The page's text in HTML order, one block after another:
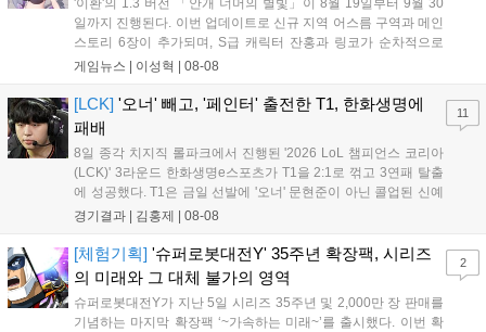
'이환'의 1.3 버전 「안개 너머의 별빛」이 8월 19일부터 9월 30
일까지 진행된다. 이번 업데이트로 신규 지역 어스름 구역과 메인
스토리 6장이 추가되며, S급 캐릭터 잔홍과 링코가 순차적으로
등장한다. 여름 시즌을 맞아 비치발리볼, 수상 오토바이 등 다채
의성도 강화된다. 8월 11일까지 사용 가능한 교환 코드 3종이 제
공되며, 상세 일정은 공식 채널을 통해 확인할 수 있다....
게임뉴스 | 이성혁 08-08
[LCK] '오너' 빼고, '페인터' 출전한 T1, 한화생명에
패배
8일 종각 치지직 롤파크에서 진행된 '2026 LoL 챔피언스 코리아
(LCK)' 3라운드 한화생명e스포츠가 T1을 2:1로 꺾고 3연패 탈출
에 성공했다. T1은 금일 선발에 '오너' 문현준이 아닌 콜업된 신예
'페인터' 김은후를 투입했지만, 결국 1:2로 패배하고 말았다. T1은
을 빼냈다....
경기결과 | 김홍제 08-08
11
[체험기획] '슈퍼로봇대전Y' 35주년 확장팩, 시리즈
의 미래와 그 대체 불가의 영역
슈퍼로봇대전Y가 지난 5일 시리즈 35주년 및 2,000만 장 판매를
기념하는 마지막 확장팩 ‘~가속하는 미래~’를 출시했다. 이번 확
2